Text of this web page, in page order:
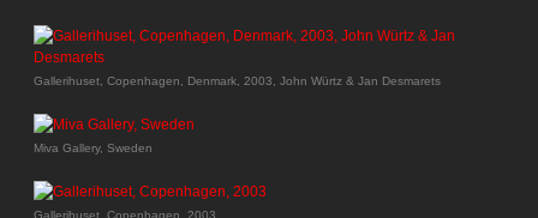
Gallerihuset, Copenhagen, Denmark, 2003, John Würtz & Jan Desmarets
Miva Gallery, Sweden
Gallerihuset, Copenhagen, 2003